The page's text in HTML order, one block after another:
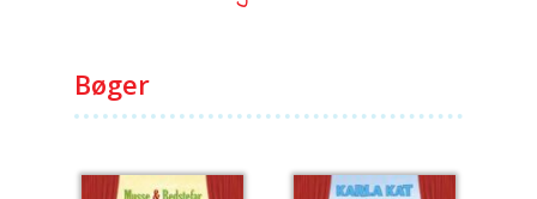
Bøger